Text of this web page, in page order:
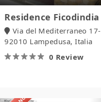
Residence Ficodindia
Via del Mediterraneo 17-
92010 Lampedusa, Italia
0 Review